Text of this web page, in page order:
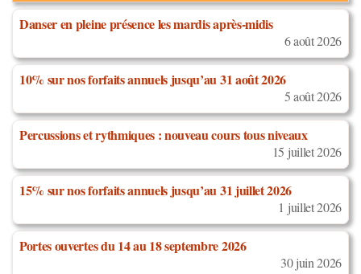
Danser en pleine présence les mardis après-midis
6 août 2026
10% sur nos forfaits annuels jusqu’au 31 août 2026
5 août 2026
Percussions et rythmiques : nouveau cours tous niveaux
15 juillet 2026
15% sur nos forfaits annuels jusqu’au 31 juillet 2026
1 juillet 2026
Portes ouvertes du 14 au 18 septembre 2026
30 juin 2026